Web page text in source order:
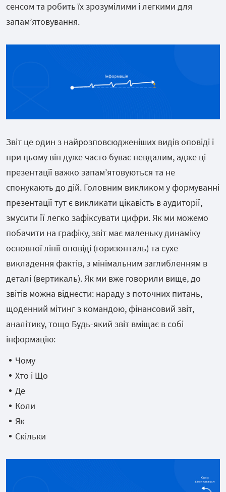
сенсом та робить їх зрозумілими і легкими для
запамʼятовування.
Звіт це один з найрозповсюдженіших видів оповіді і
при цьому він дуже часто буває невдалим, адже ці
презентації важко запамʼятовуються та не
спонукають до дій. Головним викликом у формуванні
презентації тут є викликати цікавість в аудиторії,
змусити її легко зафіксувати цифри. Як ми можемо
побачити на графіку, звіт має маленьку динаміку
основної лінії оповіді (горизонталь) та сухе
викладення фактів, з мінімальним заглибленням в
деталі (вертикаль). Як ми вже говорили вище, до
звітів можна віднести: нараду з поточних питань,
щоденний мітинг з командою, фінансовий звіт,
аналітику, тощо Будь-який звіт вміщає в собі
інформацію:
Чому
Хто і Що
Де
Коли
Як
Скільки